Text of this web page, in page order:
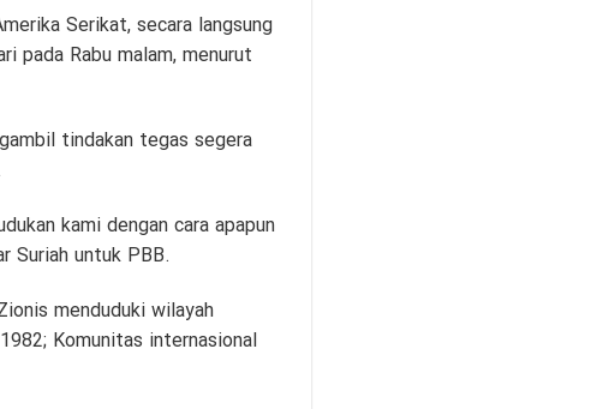
Serikat, secara langsung
pada Rabu malam, menurut
tindakan tegas segera
kami dengan cara apapun
Suriah untuk PBB.
menduduki wilayah
Komunitas internasional